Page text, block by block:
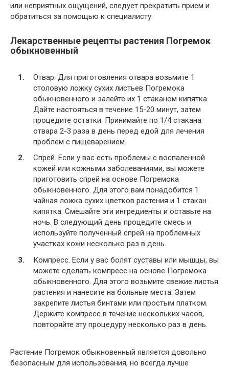
или неприятных ощущений, следует прекратить прием и
обратиться за помощью к специалисту.
Лекарственные рецепты растения Погремок
обыкновенный
Отвар. Для приготовления отвара возьмите 1
столовую ложку сухих листьев Погремока
обыкновенного и залейте их 1 стаканом кипятка.
Дайте настояться в течение 15-20 минут, затем
процедите остатки. Принимайте по 1/4 стакана
отвара 2-3 раза в день перед едой для лечения
проблем с пищеварением.
Спрей. Если у вас есть проблемы с воспаленной
кожей или кожными заболеваниями, вы можете
приготовить спрей на основе Погремока
обыкновенного. Для этого вам понадобится 1
чайная ложка сухих цветков растения и 1 стакан
кипятка. Смешайте эти ингредиенты и оставьте на
ночь. В следующий день процедите смесь и
используйте полученный спрей на проблемных
участках кожи несколько раз в день.
Компресс. Если у вас болят суставы или мышцы, вы
можете сделать компресс на основе Погремока
обыкновенного. Для этого возьмите свежие листья
растения и нанесите на больные места. Затем
закрепите листья бинтами или простым платком.
Держите компресс в течение нескольких часов,
повторяйте эту процедуру несколько раз в день.
Растение Погремок обыкновенный является довольно
безопасным для использования, но всегда лучше